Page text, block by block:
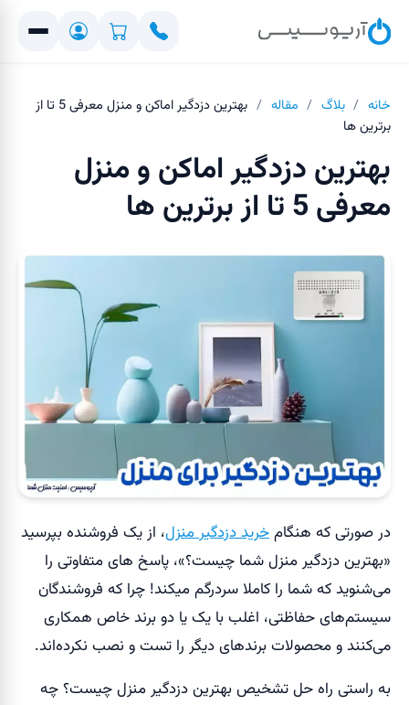
خانه / بلاگ / مقاله /
بهترین دزدگیر اماکن و منزل معرفی 5 تا از
برترین ها
بهترین دزدگیر اماکن و منزل
معرفی 5 تا از برترین ها
در صورتی که هنگامخرید دزدگیر منزل، از یک فروشنده بپرسید
«بهترین دزدگیر منزل شما چیست؟»، پاسخ های متفاوتی را
می‌شنوید که شما را کاملا سردرگم میکند! چرا که فروشندگان
سیستم‌های حفاظتی، اغلب با یک یا دو برند خاص همکاری
می‌کنند و محصولات برند‌های دیگر را تست و نصب نکرده‌اند.
به راستی راه حل تشخیص بهترین دزدگیر منزل چیست؟ چه